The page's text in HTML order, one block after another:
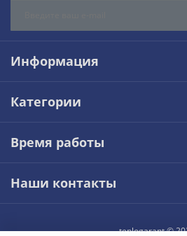
Информация
Категории
Время работы
Наши контакты
teplogarant ©